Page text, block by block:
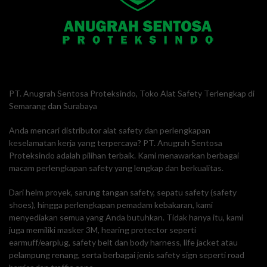
PT. Anugrah Sentosa Proteksindo, Toko Alat Safety Terlengkap di
Semarang dan Surabaya
Anda mencari distributor alat safety dan perlengkapan
keselamatan kerja yang terpercaya? PT. Anugrah Sentosa
Proteksindo adalah pilihan terbaik. Kami menawarkan berbagai
macam perlengkapan safety yang lengkap dan berkualitas.
Dari helm proyek, sarung tangan safety, sepatu safety (safety
shoes), hingga perlengkapan pemadam kebakaran, kami
menyediakan semua yang Anda butuhkan. Tidak hanya itu, kami
juga memiliki masker 3M, hearing protector seperti
earmuff/earplug, safety belt dan body harness, life jacket atau
pelampung renang, serta berbagai jenis safety sign seperti road